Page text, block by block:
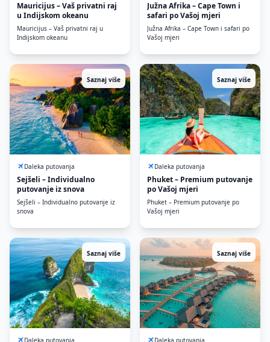
Mauricijus – Vaš privatni raj
u Indijskom okeanu
Mauricijus – Vaš privatni raj u
Indijskom okeanu
Južna Afrika – Cape Town i
safari po Vašoj mjeri
Južna Afrika – Cape Town i safari po
Vašoj mjeri
Saznaj više
Daleka putovanja
Sejšeli – Individualno
putovanje iz snova
Sejšeli – Individualno putovanje iz
snova
Saznaj više
Daleka putovanja
Phuket – Premium putovanje
po Vašoj mjeri
Phuket – Premium putovanje po
Vašoj mjeri
Saznaj više
Daleka putovanja
Saznaj više
Daleka putovanja